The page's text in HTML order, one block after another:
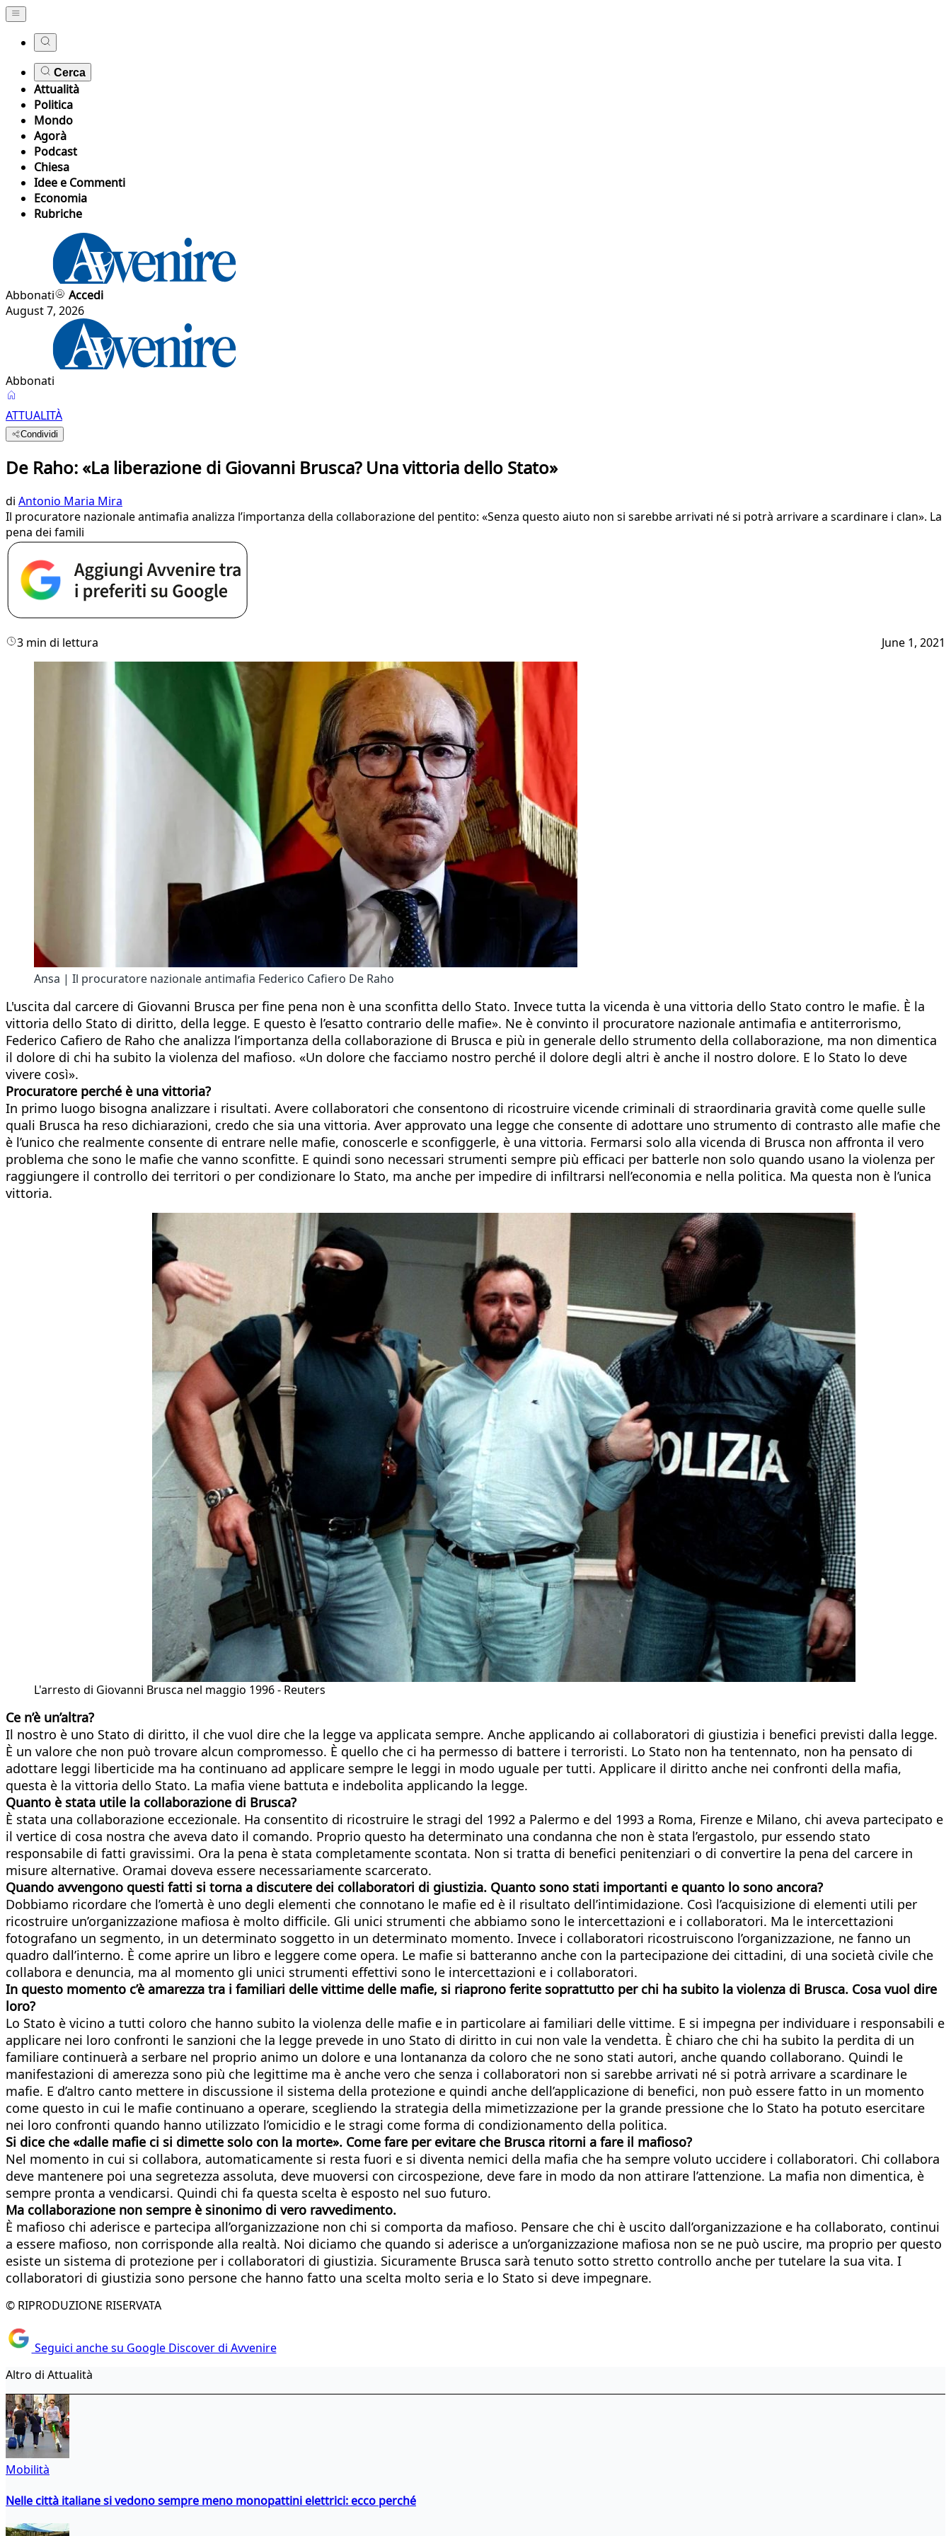
Cerca
Attualità
Politica
Mondo
Agorà
Podcast
Chiesa
Idee e Commenti
Economia
Rubriche
Abbonati
Accedi
August 7, 2026
Abbonati
ATTUALITÀ
Condividi
De Raho: «La liberazione di Giovanni Brusca? Una vittoria dello Stato»
di Antonio Maria Mira
Il procuratore nazionale antimafia analizza l’importanza della collaborazione del pentito: «Senza questo aiuto non si sarebbe arrivati né si potrà arrivare a scardinare i clan». La
pena dei famili
3 min di lettura June 1, 2021
Ansa | Il procuratore nazionale antimafia Federico Cafiero De Raho
L'uscita dal carcere di Giovanni Brusca per fine pena non è una sconfitta dello Stato. Invece tutta la vicenda è una vittoria dello Stato contro le mafie. È la
vittoria dello Stato di diritto, della legge. E questo è l’esatto contrario delle mafie». Ne è convinto il procuratore nazionale antimafia e antiterrorismo,
Federico Cafiero de Raho che analizza l’importanza della collaborazione di Brusca e più in generale dello strumento della collaborazione, ma non dimentica
il dolore di chi ha subito la violenza del mafioso. «Un dolore che facciamo nostro perché il dolore degli altri è anche il nostro dolore. E lo Stato lo deve
vivere così».
Procuratore perché è una vittoria?
In primo luogo bisogna analizzare i risultati. Avere collaboratori che consentono di ricostruire vicende criminali di straordinaria gravità come quelle sulle
quali Brusca ha reso dichiarazioni, credo che sia una vittoria. Aver approvato una legge che consente di adottare uno strumento di contrasto alle mafie che
è l’unico che realmente consente di entrare nelle mafie, conoscerle e sconfiggerle, è una vittoria. Fermarsi solo alla vicenda di Brusca non affronta il vero
problema che sono le mafie che vanno sconfitte. E quindi sono necessari strumenti sempre più efficaci per batterle non solo quando usano la violenza per
raggiungere il controllo dei territori o per condizionare lo Stato, ma anche per impedire di infiltrarsi nell’economia e nella politica. Ma questa non è l’unica
vittoria.
L'arresto di Giovanni Brusca nel maggio 1996 - Reuters
Ce n’è un’altra?
Il nostro è uno Stato di diritto, il che vuol dire che la legge va applicata sempre. Anche applicando ai collaboratori di giustizia i benefici previsti dalla legge.
È un valore che non può trovare alcun compromesso. È quello che ci ha permesso di battere i terroristi. Lo Stato non ha tentennato, non ha pensato di
adottare leggi liberticide ma ha continuano ad applicare sempre le leggi in modo uguale per tutti. Applicare il diritto anche nei confronti della mafia,
questa è la vittoria dello Stato. La mafia viene battuta e indebolita applicando la legge.
Quanto è stata utile la collaborazione di Brusca?
È stata una collaborazione eccezionale. Ha consentito di ricostruire le stragi del 1992 a Palermo e del 1993 a Roma, Firenze e Milano, chi aveva partecipato e
il vertice di cosa nostra che aveva dato il comando. Proprio questo ha determinato una condanna che non è stata l’ergastolo, pur essendo stato
responsabile di fatti gravissimi. Ora la pena è stata completamente scontata. Non si tratta di benefici penitenziari o di convertire la pena del carcere in
misure alternative. Oramai doveva essere necessariamente scarcerato.
Quando avvengono questi fatti si torna a discutere dei collaboratori di giustizia. Quanto sono stati importanti e quanto lo sono ancora?
Dobbiamo ricordare che l’omertà è uno degli elementi che connotano le mafie ed è il risultato dell’intimidazione. Così l’acquisizione di elementi utili per
ricostruire un’organizzazione mafiosa è molto difficile. Gli unici strumenti che abbiamo sono le intercettazioni e i collaboratori. Ma le intercettazioni
fotografano un segmento, in un determinato soggetto in un determinato momento. Invece i collaboratori ricostruiscono l’organizzazione, ne fanno un
quadro dall’interno. È come aprire un libro e leggere come opera. Le mafie si batteranno anche con la partecipazione dei cittadini, di una società civile che
collabora e denuncia, ma al momento gli unici strumenti effettivi sono le intercettazioni e i collaboratori.
In questo momento c’è amarezza tra i familiari delle vittime delle mafie, si riaprono ferite soprattutto per chi ha subito la violenza di Brusca. Cosa vuol dire
loro?
Lo Stato è vicino a tutti coloro che hanno subito la violenza delle mafie e in particolare ai familiari delle vittime. E si impegna per individuare i responsabili e
applicare nei loro confronti le sanzioni che la legge prevede in uno Stato di diritto in cui non vale la vendetta. È chiaro che chi ha subito la perdita di un
familiare continuerà a serbare nel proprio animo un dolore e una lontananza da coloro che ne sono stati autori, anche quando collaborano. Quindi le
manifestazioni di amerezza sono più che legittime ma è anche vero che senza i collaboratori non si sarebbe arrivati né si potrà arrivare a scardinare le
mafie. E d’altro canto mettere in discussione il sistema della protezione e quindi anche dell’applicazione di benefici, non può essere fatto in un momento
come questo in cui le mafie continuano a operare, scegliendo la strategia della mimetizzazione per la grande pressione che lo Stato ha potuto esercitare
nei loro confronti quando hanno utilizzato l’omicidio e le stragi come forma di condizionamento della politica.
Si dice che «dalle mafie ci si dimette solo con la morte». Come fare per evitare che Brusca ritorni a fare il mafioso?
Nel momento in cui si collabora, automaticamente si resta fuori e si diventa nemici della mafia che ha sempre voluto uccidere i collaboratori. Chi collabora
deve mantenere poi una segretezza assoluta, deve muoversi con circospezione, deve fare in modo da non attirare l’attenzione. La mafia non dimentica, è
sempre pronta a vendicarsi. Quindi chi fa questa scelta è esposto nel suo futuro.
Ma collaborazione non sempre è sinonimo di vero ravvedimento.
È mafioso chi aderisce e partecipa all’organizzazione non chi si comporta da mafioso. Pensare che chi è uscito dall’organizzazione e ha collaborato, continui
a essere mafioso, non corrisponde alla realtà. Noi diciamo che quando si aderisce a un’organizzazione mafiosa non se ne può uscire, ma proprio per questo
esiste un sistema di protezione per i collaboratori di giustizia. Sicuramente Brusca sarà tenuto sotto stretto controllo anche per tutelare la sua vita. I
collaboratori di giustizia sono persone che hanno fatto una scelta molto seria e lo Stato si deve impegnare.
© RIPRODUZIONE RISERVATA
Seguici anche su Google Discover di Avvenire
Altro di Attualità
Mobilità
Nelle città italiane si vedono sempre meno monopattini elettrici: ecco perché